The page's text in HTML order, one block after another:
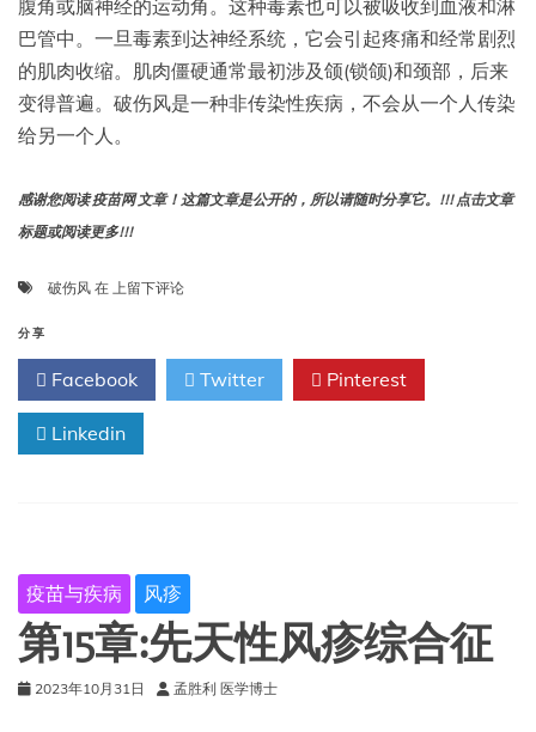
腹角或脑神经的运动角。这种毒素也可以被吸收到血液和淋
巴管中。一旦毒素到达神经系统，它会引起疼痛和经常剧烈
的肌肉收缩。肌肉僵硬通常最初涉及颌(锁颌)和颈部，后来
变得普遍。破伤风是一种非传染性疾病，不会从一个人传染
给另一个人。
感谢您阅读 疫苗网 文章！这篇文章是公开的，所以请随时分享它。!!! 点击文章
标题或阅读更多!!!
破伤风 在 第
破
伤
风
上留下评论
分享
Facebook Twitter Pinterest
Linkedin
疫苗与疾病 风疹
第15章:先天性风疹综合征
2023年10月31日 孟胜利 医学博士